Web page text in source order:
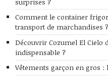
Comment le container
transport de marchandises ?
Découvrir Cozumel El Cielo
indispensable ?
Vêtements garçon en gros :